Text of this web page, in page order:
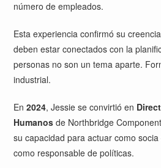
número de empleados.
Esta experiencia confirmó su
deben estar conectados con la
personas no son un tema aparte.
industrial.
En2024, Jessie se convirtió en
Humanos de Northbridge
su capacidad para actuar como
como responsable de políticas.